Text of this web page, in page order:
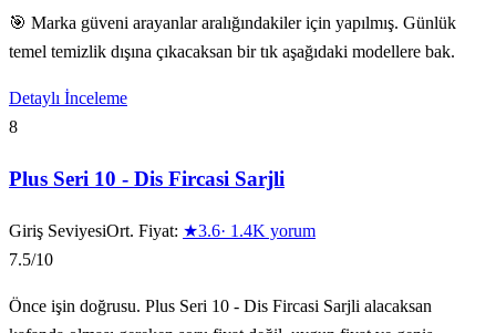
🎯 Marka güveni arayanlar aralığındakiler için yapılmış. Günlük
temel temizlik dışına çıkacaksan bir tık aşağıdaki modellere bak.
Detaylı İnceleme
8
Plus Seri 10 - Dis Fircasi Sarjli
Giriş SeviyesiOrt. Fiyat: ★3.6· 1.4K yorum
7.5/10
Önce işin doğrusu. Plus Seri 10 - Dis Fircasi Sarjli alacaksan